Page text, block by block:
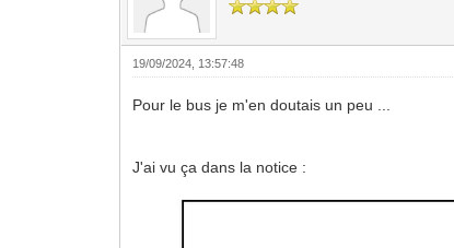
19/09/2024, 13:57:48
Pour le bus je m'en doutais un peu ...
J'ai vu ça dans la notice :